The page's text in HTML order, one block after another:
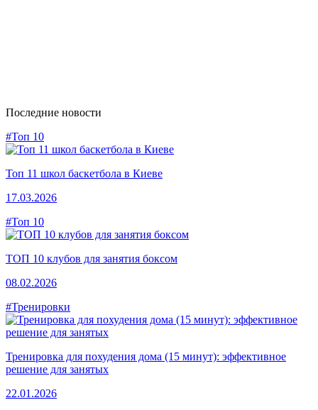
Последние новости
#Топ 10
Топ 11 школ баскетбола в Киеве
17.03.2026
#Топ 10
ТОП 10 клубов для занятия боксом
08.02.2026
#Тренировки
Тренировка для похудения дома (15 минут): эффективное
решение для занятых
22.01.2026